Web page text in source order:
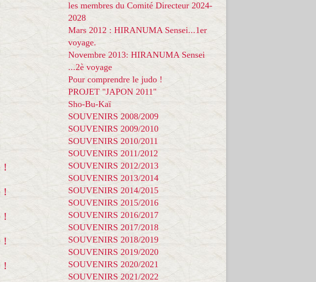
les membres du Comité Directeur 2024-
2028
Mars 2012 : HIRANUMA Sensei...1er
voyage.
Novembre 2013: HIRANUMA Sensei
...2è voyage
Pour comprendre le judo !
PROJET "JAPON 2011"
Sho-Bu-Kaï
SOUVENIRS 2008/2009
SOUVENIRS 2009/2010
SOUVENIRS 2010/2011
SOUVENIRS 2011/2012
SOUVENIRS 2012/2013
SOUVENIRS 2013/2014
SOUVENIRS 2014/2015
SOUVENIRS 2015/2016
SOUVENIRS 2016/2017
SOUVENIRS 2017/2018
SOUVENIRS 2018/2019
SOUVENIRS 2019/2020
SOUVENIRS 2020/2021
SOUVENIRS 2021/2022